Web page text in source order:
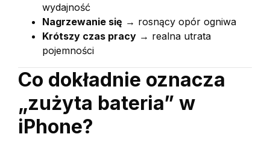
wydajność
Nagrzewanie się → rosnący opór ogniwa
Krótszy czas pracy → realna utrata
pojemności
Co dokładnie oznacza
„zużyta bateria” w
iPhone?